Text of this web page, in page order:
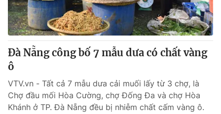
Đà Nẵng công bố 7 mẫu dưa có chất vàng
ô
VTV.vn - Tất cả 7 mẫu dưa cải muối lấy từ 3 chợ, là
Chợ đầu mối Hòa Cường, chợ Đống Đa và chợ Hòa
Khánh ở TP. Đà Nẵng đều bị nhiễm chất cấm vàng ô.